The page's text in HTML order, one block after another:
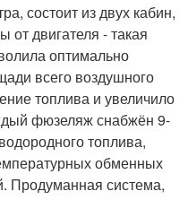
состоит из двух кабин,
двигателя - такая
оптимально
всего воздушного
топлива и увеличило
фюзеляж снабжён 9-
топлива,
обменных
Продуманная система,